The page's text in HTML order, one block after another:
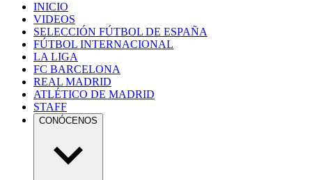
INICIO
VIDEOS
SELECCIÓN FÚTBOL DE ESPAÑA
FÚTBOL INTERNACIONAL
LA LIGA
FC BARCELONA
REAL MADRID
ATLÉTICO DE MADRID
STAFF
CONÓCENOS